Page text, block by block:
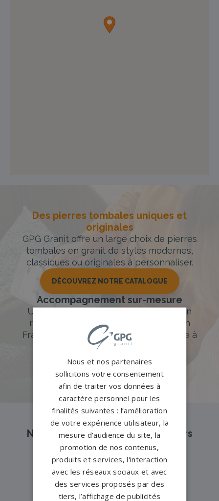
Des pierres tombales uniques et
originales
GPG Granit offre un large choix de pierres
tombales en granit de styles modernes,
classiques ou originales à personnaliser.
DÉCOUVREZ NOTRE CATALOGUE
Accompagnement sur-mesure
Un accompagnement sur mesure et un
réseau de 1200 partenaires partout en
France. Personnalisation avancée grâce à
notre configurateur 3D en ligne.
PERSONNALISEZ VOTRE MONUMENT
Nos pompes funèbres et marbriers
partenaires à proximité
Pompes funèbres -Auxonne→
Nous et nos partenaires
sollicitons votre consentement
afin de traiter vos données à
caractère personnel pour les
finalités suivantes : l’amélioration
de votre expérience utilisateur, la
mesure d’audience du site, la
promotion de nos contenus,
produits et services, l'interaction
avec les réseaux sociaux et avec
des services proposés par des
tiers, l’affichage de publicités